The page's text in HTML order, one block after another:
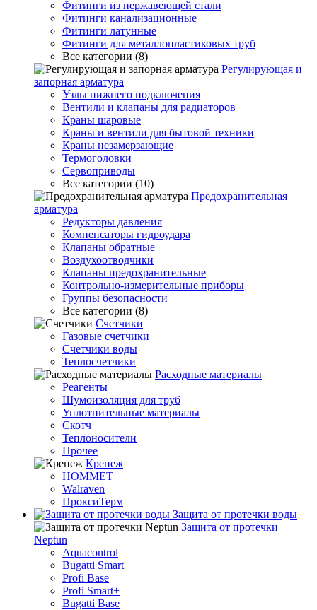
Фитинги из нержавеющей стали
Фитинги канализационные
Фитинги латунные
Фитинги для металлопластиковых труб
Все категории (8)
Регулирующая и
запорная арматура
Узлы нижнего подключения
Вентили и клапаны для радиаторов
Краны шаровые
Краны и вентили для бытовой техники
Краны незамерзающие
Термоголовки
Сервоприводы
Все категории (10)
Предохранительная
арматура
Редукторы давления
Компенсаторы гидроудара
Клапаны обратные
Воздухоотводчики
Клапаны предохранительные
Контрольно-измерительные приборы
Группы безопасности
Все категории (8)
Счетчики
Газовые счетчики
Счетчики воды
Теплосчетчики
Расходные материалы
Реагенты
Шумоизоляция для труб
Уплотнительные материалы
Скотч
Теплоносители
Прочее
Крепеж
HOMMET
Walraven
ПроксиТерм
Защита от протечки воды
Защита от протечки
Neptun
Aquacontrol
Bugatti Smart+
Profi Base
Profi Smart+
Bugatti Base